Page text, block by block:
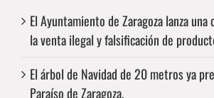
El Ayuntamiento de Zaragoza lanza una
la venta ilegal y falsificación de
El árbol de Navidad de 20 metros ya
Paraíso de Zaragoza.